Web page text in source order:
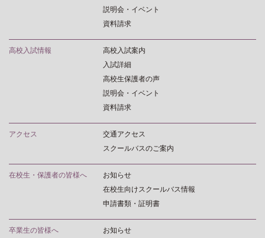
説明会・イベント
資料請求
高校入試情報
高校入試案内
入試詳細
高校生保護者の声
説明会・イベント
資料請求
アクセス
交通アクセス
スクールバスのご案内
在校生・保護者の皆様へ
お知らせ
在校生向けスクールバス情報
申請書類・証明書
卒業生の皆様へ
お知らせ